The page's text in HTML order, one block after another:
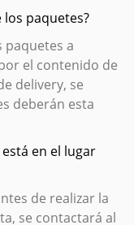
los paquetes?
paquetes a
el contenido de
delivery, se
deberán esta
en el lugar
de realizar la
se contactará al